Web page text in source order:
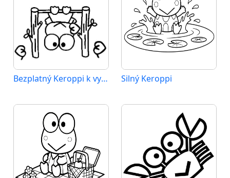
Bezplatný Keroppi k vytištění Silný Keroppi